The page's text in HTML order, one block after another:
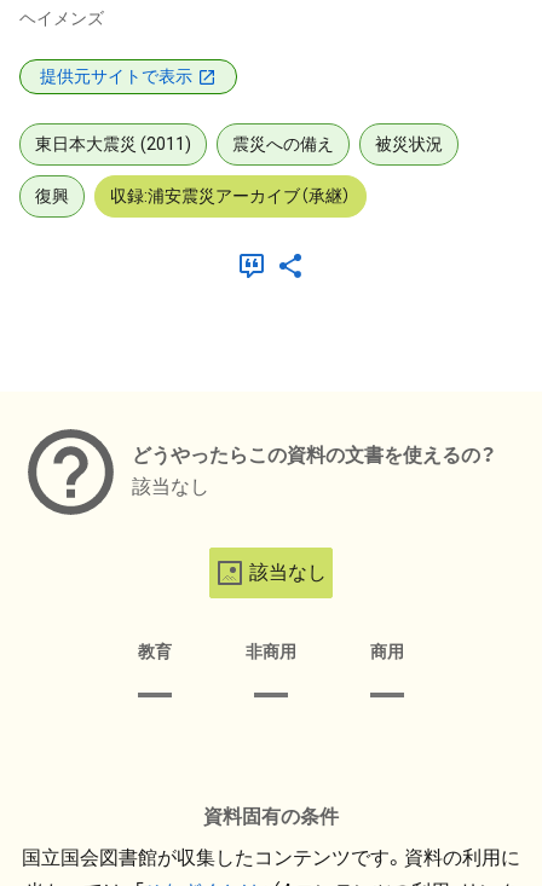
ヘイメンズ
提供元サイトで表示
東日本大震災 (2011) 震災への備え 被災状況
復興 収録:浦安震災アーカイブ（承継）
どうやったらこの資料の文書を使えるの？
該当なし
該当なし
教育 非商用 商用
資料固有の条件
国立国会図書館が収集したコンテンツです。資料の利用に